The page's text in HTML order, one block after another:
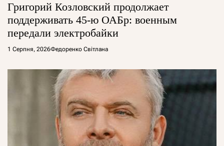
Григорий Козловский продолжает
поддерживать 45-ю ОАБр: военным
передали электробайки
1 Серпня, 2026Федоренко Світлана